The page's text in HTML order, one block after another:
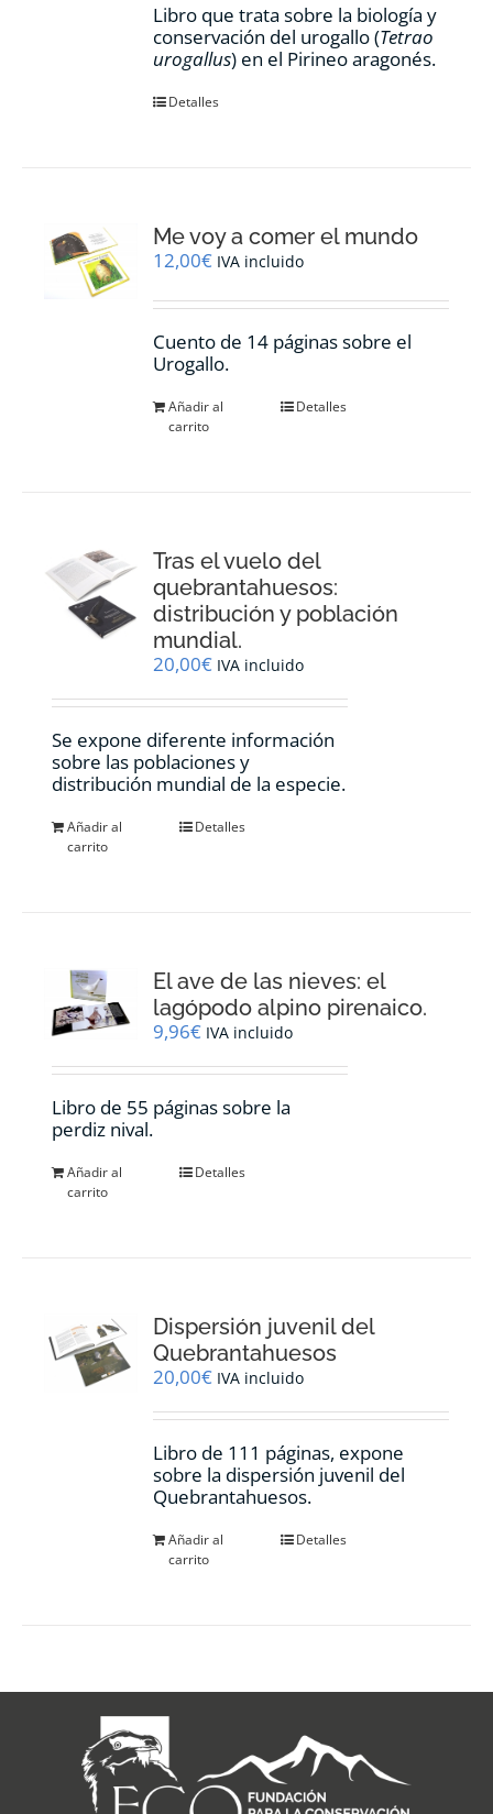
Libro que trata sobre la biología y
conservación del urogallo (Tetrao
urogallus) en el Pirineo aragonés.
Detalles
Me voy a comer el mundo
12,00€ IVA incluido
Cuento de 14 páginas sobre el
Urogallo.
Añadir al
carrito
Detalles
Tras el vuelo del
quebrantahuesos:
distribución y población
mundial.
20,00€ IVA incluido
Se expone diferente información
sobre las poblaciones y
distribución mundial de la especie.
Añadir al
carrito
Detalles
El ave de las nieves: el
lagópodo alpino pirenaico.
9,96€ IVA incluido
Libro de 55 páginas sobre la
perdiz nival.
Añadir al
carrito
Detalles
Dispersión juvenil del
Quebrantahuesos
20,00€ IVA incluido
Libro de 111 páginas, expone
sobre la dispersión juvenil del
Quebrantahuesos.
Añadir al
carrito
Detalles